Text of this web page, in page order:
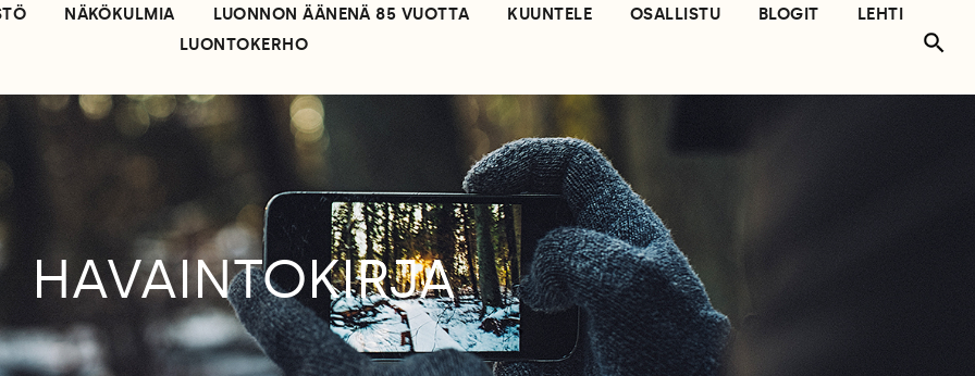
NÄKÖKULMIA LUONNON ÄÄNENÄ 85 VUOTTA KUUNTELE OSALLISTU BLOGIT
LEHTI
LUONTOKERHO
HAVAINTOKIRJA